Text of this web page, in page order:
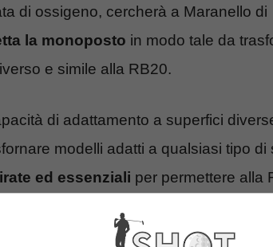
di ossigeno, cercherà a Maranello di
la monoposto in modo tale da
e simile alla RB20.
di adattamento a superfici
modelli adatti a qualsiasi tipo di
ed essenziali per permettere alla